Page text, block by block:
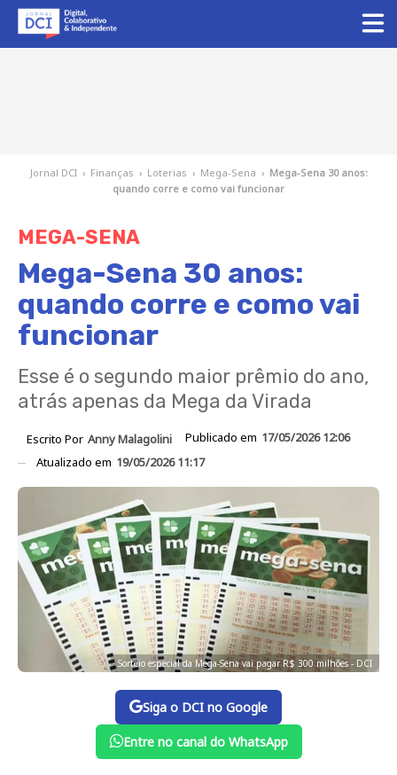
Jornal DCI › Finanças › Loterias › Mega-Sena › Mega-Sena 30 anos:
quando corre e como vai funcionar
MEGA-SENA
Mega-Sena 30 anos:
quando corre e como vai
funcionar
Esse é o segundo maior prêmio do ano,
atrás apenas da Mega da Virada
Escrito Por Anny Malagolini Publicado em 17/05/2026 12:06
Atualizado em 19/05/2026 11:17
Sorteio especial da Mega-Sena vai pagar R$ 300 milhões - DCI
Siga o DCI no Google
Entre no canal do WhatsApp